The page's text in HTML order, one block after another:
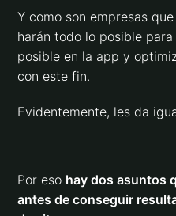
Y como son empresas
harán todo lo posible
posible en la app y
con este fin.
Evidentemente, les da
Por eso hay dos asuntos
antes de conseguir